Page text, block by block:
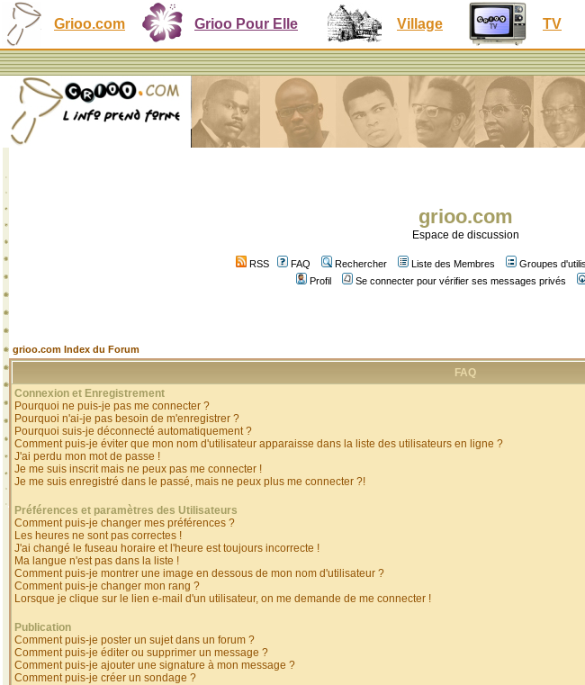
Grioo.com Grioo Pour Elle Village TV
grioo.com
Espace de discussion
RSS FAQ Rechercher Liste des Membres Groupes
Profil
Se connecter pour vérifier ses messages privés
grioo.com Index du Forum
FAQ
Connexion et Enregistrement
Pourquoi ne puis-je pas me connecter ?
Pourquoi n'ai-je pas besoin de m'enregistrer ?
Pourquoi suis-je déconnecté automatiquement ?
Comment puis-je éviter que mon nom d'utilisateur apparaisse dans la liste des utilisateurs en ligne ?
J'ai perdu mon mot de passe !
Je me suis inscrit mais ne peux pas me connecter !
Je me suis enregistré dans le passé, mais ne peux plus me connecter ?!
Préférences et paramètres des Utilisateurs
Comment puis-je changer mes préférences ?
Les heures ne sont pas correctes !
J'ai changé le fuseau horaire et l'heure est toujours incorrecte !
Ma langue n'est pas dans la liste !
Comment puis-je montrer une image en dessous de mon nom d'utilisateur ?
Comment puis-je changer mon rang ?
Lorsque je clique sur le lien e-mail d'un utilisateur, on me demande de me connecter !
Publication
Comment puis-je poster un sujet dans un forum ?
Comment puis-je éditer ou supprimer un message ?
Comment puis-je ajouter une signature à mon message ?
Comment puis-je créer un sondage ?